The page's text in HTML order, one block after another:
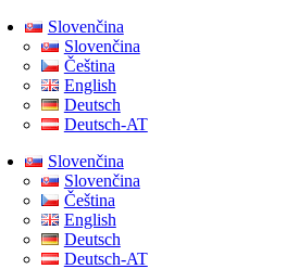
Slovenčina
Slovenčina
Čeština
English
Deutsch
Deutsch-AT
Slovenčina
Slovenčina
Čeština
English
Deutsch
Deutsch-AT